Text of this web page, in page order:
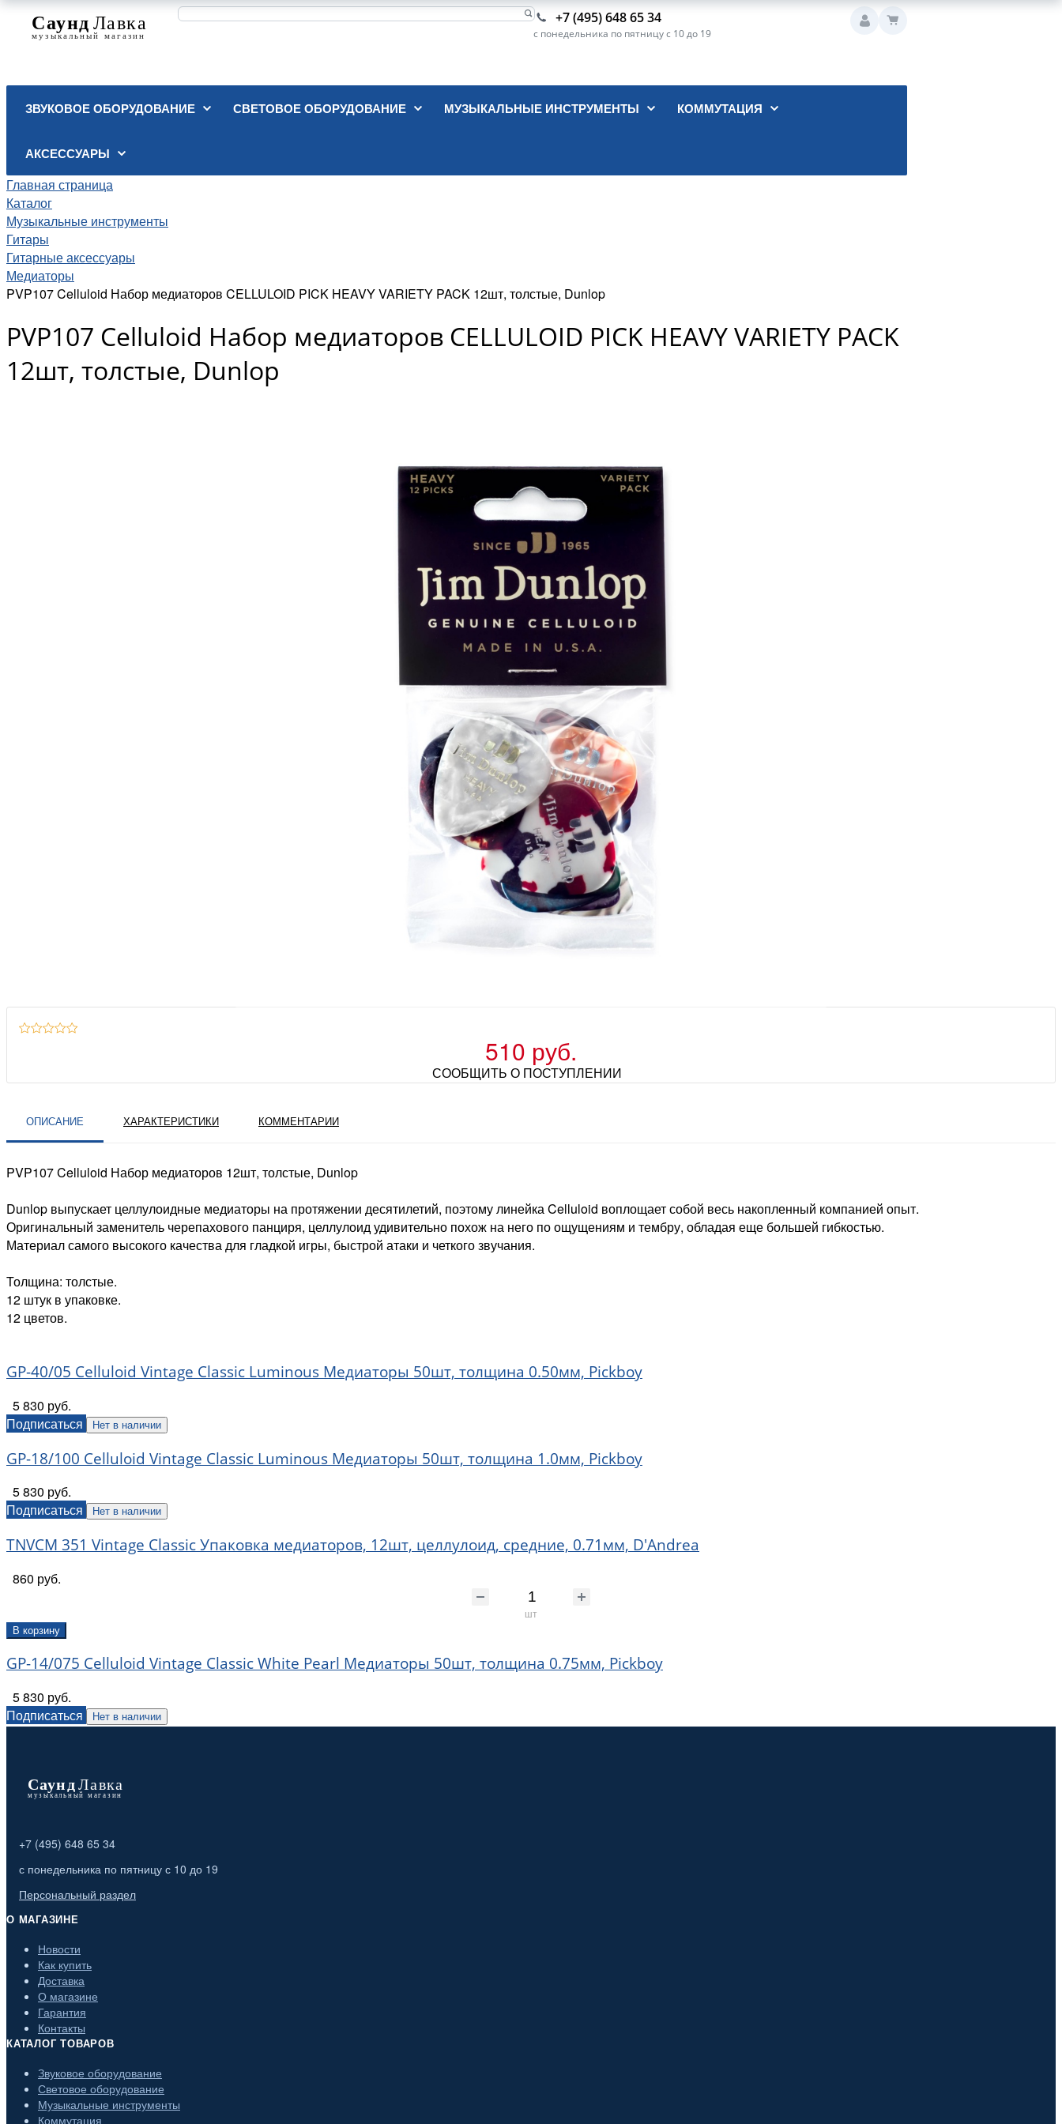
+7 (495) 648 65 34
с понедельника по пятницу с 10 до 19
ЗВУКОВОЕ ОБОРУДОВАНИЕ СВЕТОВОЕ ОБОРУДОВАНИЕ МУЗЫКАЛЬНЫЕ ИНСТРУМЕНТЫ КОММУТАЦИЯ
АКСЕССУАРЫ
Главная страница
Каталог
Музыкальные инструменты
Гитары
Гитарные аксессуары
Медиаторы
PVP107 Celluloid Набор медиаторов CELLULOID PICK HEAVY VARIETY PACK 12шт, толстые, Dunlop
PVP107 Celluloid Набор медиаторов CELLULOID PICK HEAVY VARIETY PACK
12шт, толстые, Dunlop
510 руб.
СООБЩИТЬ О ПОСТУПЛЕНИИ
ОПИСАНИЕ ХАРАКТЕРИСТИКИ КОММЕНТАРИИ
PVP107 Celluloid Набор медиаторов 12шт, толстые, Dunlop
Dunlop выпускает целлулоидные медиаторы на протяжении десятилетий, поэтому линейка Celluloid воплощает собой весь накопленный компанией опыт.
Оригинальный заменитель черепахового панциря, целлулоид удивительно похож на него по ощущениям и тембру, обладая еще большей гибкостью.
Материал самого высокого качества для гладкой игры, быстрой атаки и четкого звучания.
Толщина: толстые.
12 штук в упаковке.
12 цветов.
GP-40/05 Celluloid Vintage Classic Luminous Медиаторы 50шт, толщина 0.50мм, Pickboy
5 830 руб.
Подписаться
Нет в наличии
GP-18/100 Celluloid Vintage Classic Luminous Медиаторы 50шт, толщина 1.0мм, Pickboy
5 830 руб.
Подписаться
Нет в наличии
TNVCM 351 Vintage Classic Упаковка медиаторов, 12шт, целлулоид, средние, 0.71мм, D'Andrea
860 руб.
шт
В корзину
GP-14/075 Celluloid Vintage Classic White Pearl Медиаторы 50шт, толщина 0.75мм, Pickboy
5 830 руб.
Подписаться
Нет в наличии
+7 (495) 648 65 34
с понедельника по пятницу с 10 до 19
Персональный раздел
О МАГАЗИНЕ
Новости
Как купить
Доставка
О магазине
Гарантия
Контакты
КАТАЛОГ ТОВАРОВ
Звуковое оборудование
Световое оборудование
Музыкальные инструменты
Коммутация